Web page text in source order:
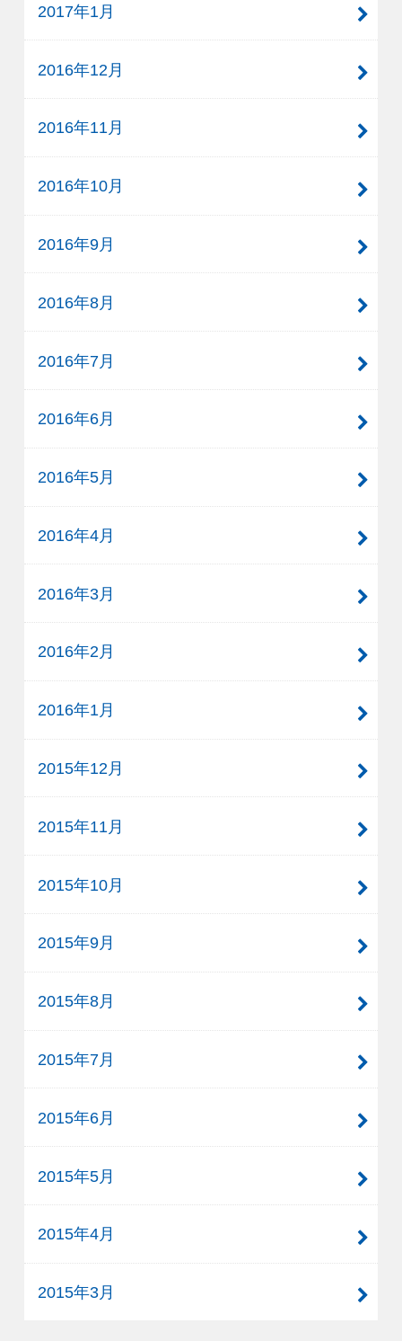
2017年1月
2016年12月
2016年11月
2016年10月
2016年9月
2016年8月
2016年7月
2016年6月
2016年5月
2016年4月
2016年3月
2016年2月
2016年1月
2015年12月
2015年11月
2015年10月
2015年9月
2015年8月
2015年7月
2015年6月
2015年5月
2015年4月
2015年3月